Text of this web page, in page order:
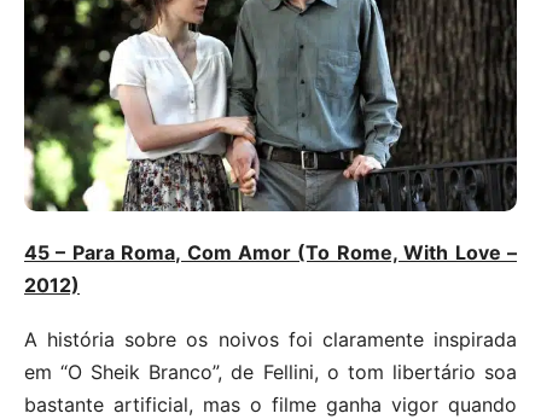
45 – Para Roma, Com Amor (To Rome, With Love –
2012)
A história sobre os noivos foi claramente inspirada
em “O Sheik Branco”, de Fellini, o tom libertário soa
bastante artificial, mas o filme ganha vigor quando